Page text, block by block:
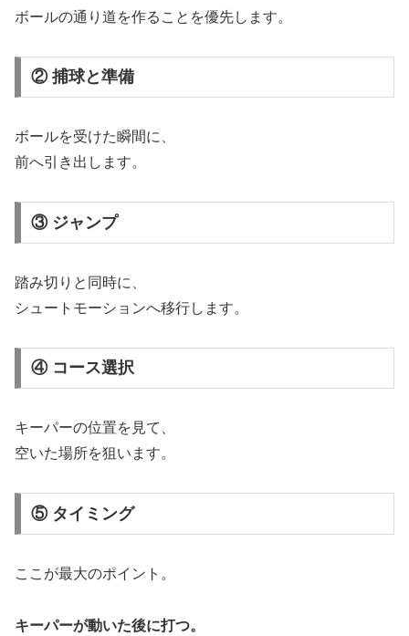
ボールの通り道を作ることを優先します。
② 捕球と準備
ボールを受けた瞬間に、
前へ引き出します。
③ ジャンプ
踏み切りと同時に、
シュートモーションへ移行します。
④ コース選択
キーパーの位置を見て、
空いた場所を狙います。
⑤ タイミング
ここが最大のポイント。
キーパーが動いた後に打つ。